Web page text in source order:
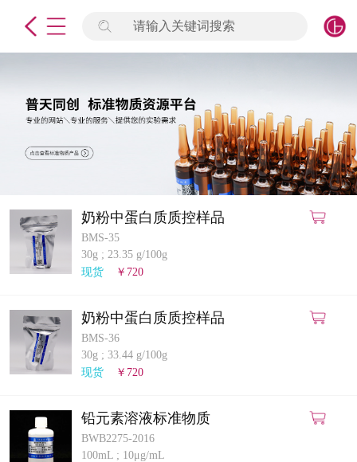
请输入关键词搜索
奶粉中蛋白质质控样品
BMS-35
30g ; 23.35 g/100g
现货
￥720
奶粉中蛋白质质控样品
BMS-36
30g ; 33.44 g/100g
现货
￥720
铅元素溶液标准物质
BWB2275-2016
100mL ; 10μg/mL
签到
标准物质
产品专项
微生物检测/质控品
定制标物
定制仪器
计量课堂
知识交流